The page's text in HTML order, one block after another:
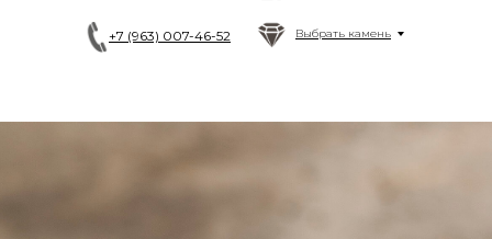
+7 (963) 007-46-52 Выбрать камень